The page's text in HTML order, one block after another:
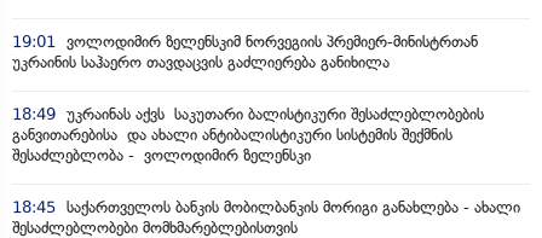
19:01
ვოლოდიმირ ზელენსკიმ ნორვეგიის პრემიერ-მინისტრთან
უკრაინის საჰაერო თავდაცვის გაძლიერება განიხილა
18:49 უკრაინას აქვს საკუთარი ბალისტიკური შესაძლებლობების
განვითარებისა და ახალი ანტიბალისტიკური სისტემის შექმნის
შესაძლებლობა - ვოლოდიმირ ზელენსკი
18:45 საქართველოს ბანკის მობილბანკის მორიგი განახლება - ახალი
შესაძლებლობები მომხმარებლებისთვის